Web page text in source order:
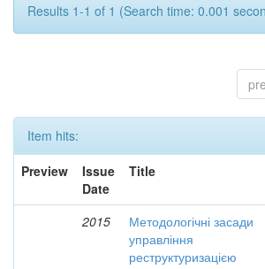
Results 1-1 of 1 (Search time: 0.001
Item hits:
Preview
Issue
Date
Title
2015
Методологічні засади
управління
реструктуризацією